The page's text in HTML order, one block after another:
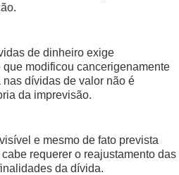
de dinheiro exige
modificou cancerigenamente
dívidas de valor não é
da imprevisão.
e mesmo de fato prevista
requerer o reajustamento das
da dívida.